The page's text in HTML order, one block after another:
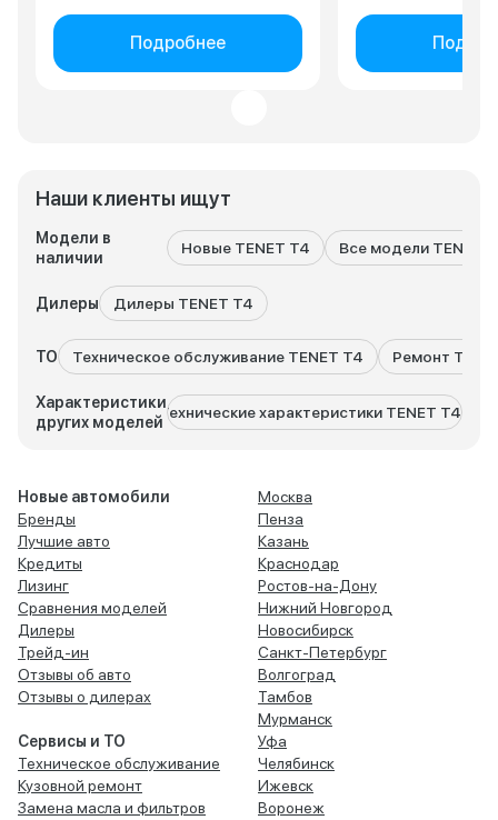
Наши клиенты ищут
Модели в
наличии
Новые TENET T4 Все модели TENET
Дилеры Дилеры TENET T4
ТО Техническое обслуживание TENET T4 Ремонт
Характеристики
других моделей
Технические характеристики TENET T4L
Подробнее
Новые автомобили
Бренды
Лучшие авто
Кредиты
Лизинг
Сравнения моделей
Дилеры
Трейд-ин
Отзывы об авто
Отзывы о дилерах
Сервисы и ТО
Техническое обслуживание
Кузовной ремонт
Замена масла и фильтров
Москва
Пенза
Казань
Краснодар
Ростов-на-Дону
Нижний Новгород
Новосибирск
Санкт-Петербург
Волгоград
Тамбов
Мурманск
Уфа
Челябинск
Ижевск
Воронеж